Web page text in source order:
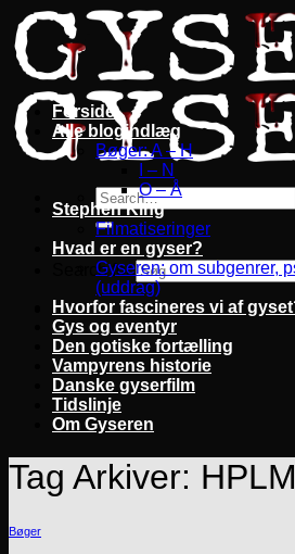
Fortsæt
til
indhold
Search for:
Forside
Alle blogindlæg
Bøger: A – H
I – N
O – Å
Stephen King
Filmatiseringer
Hvad er en gyser?
Gyseren: om subgenrer,
(uddrag)
Hvorfor fascineres vi af
Gys og eventyr
Den gotiske fortælling
Vampyrens historie
Danske gyserfilm
Tidslinje
Om Gyseren
Tag Arkiver:
Bøger